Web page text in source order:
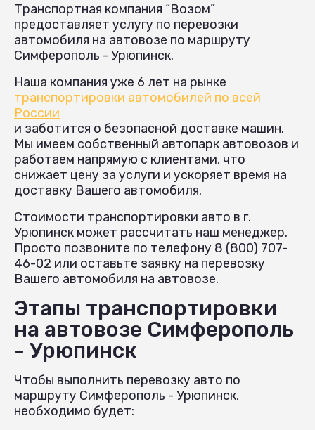
Транспортная компания “Возом”
предоставляет услугу по перевозки
автомобиля на автовозе по маршруту
Симферополь - Урюпинск.
Наша компания уже 6 лет на рынке
транспортировки автомобилей по всей
России
и заботится о безопасной доставке машин.
Мы имеем собственный автопарк автовозов и
работаем напрямую с клиентами, что
снижает цену за услуги и ускоряет время на
доставку Вашего автомобиля.
Стоимости транспортировки авто в г.
Урюпинск может рассчитать наш менеджер.
Просто позвоните по телефону 8 (800) 707-
46-02 или оставьте заявку на перевозку
Вашего автомобиля на автовозе.
Этапы транспортировки
на автовозе Симферополь
- Урюпинск
Чтобы выполнить перевозку авто по
маршруту Симферополь - Урюпинск,
необходимо будет: